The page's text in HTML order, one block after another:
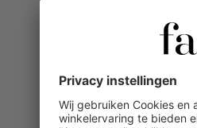
mijn persoonlijke gegevens gebruikt voor
aan door mij gekochte of bekeken
eenmalig geldig. Niet geldig op de